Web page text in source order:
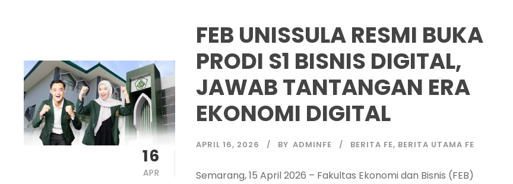
16
APR
FEB UNISSULA RESMI BUKA
PRODI S1 BISNIS DIGITAL,
JAWAB TANTANGAN ERA
EKONOMI DIGITAL
APRIL 16, 2026 BY ADMINFE BERITA FE, BERITA UTAMA FE
Semarang, 15 April 2026 – Fakultas Ekonomi dan Bisnis (FEB)